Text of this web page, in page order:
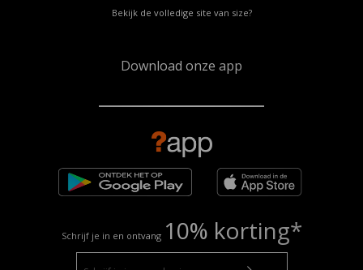
Bekijk de volledige site van size?
Download onze app
Schrijf je in en ontvang 10% korting*